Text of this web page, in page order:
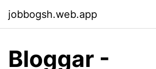
jobbogsh.web.app
Bloggar -